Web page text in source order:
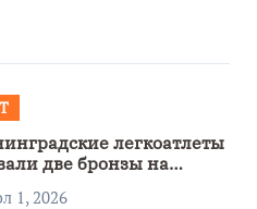
легкоатлеты
две бронзы на
России
1, 2026